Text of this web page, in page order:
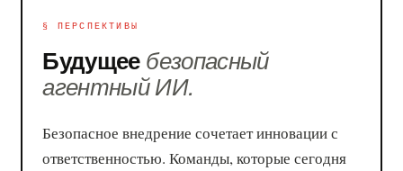
§ ПЕРСПЕКТИВЫ
Будущеебезопасный
агентный ИИ.
Безопасное внедрение сочетает инновации с
ответственностью. Команды, которые сегодня